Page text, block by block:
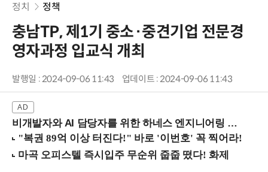
정치 정책
충남TP, 제1기 중소·중견기업 전문경
영자과정 입교식 개최
발행일 : 2024-09-06 11:43 업데이트 : 2024-09-06 11:43
비개발자와 AI 담당자를 위한 하네스 엔지니어링 입문과정 (8/20 신논현역)